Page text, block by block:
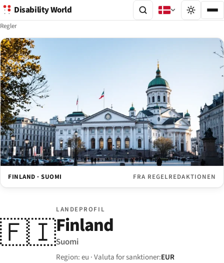
Disability World
Regler
FINLAND · SUOMI FRA REGELREDAKTIONEN
🇫🇮
LANDEPROFIL
Finland
Suomi
Region: eu · Valuta for sanktioner:EUR